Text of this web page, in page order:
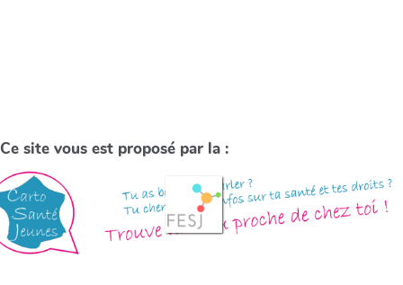
Ce site vous est proposé par la :